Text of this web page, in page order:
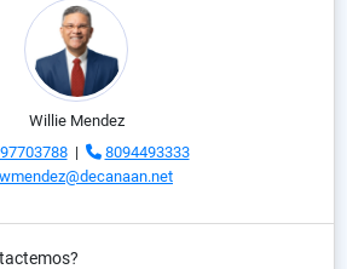
Willie Mendez
|
8094493333
wmendez@decanaan.net